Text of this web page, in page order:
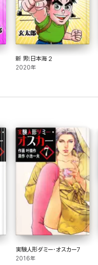
新 男!日本海 2
2020年
実験人形ダミー・オスカー7
2016年